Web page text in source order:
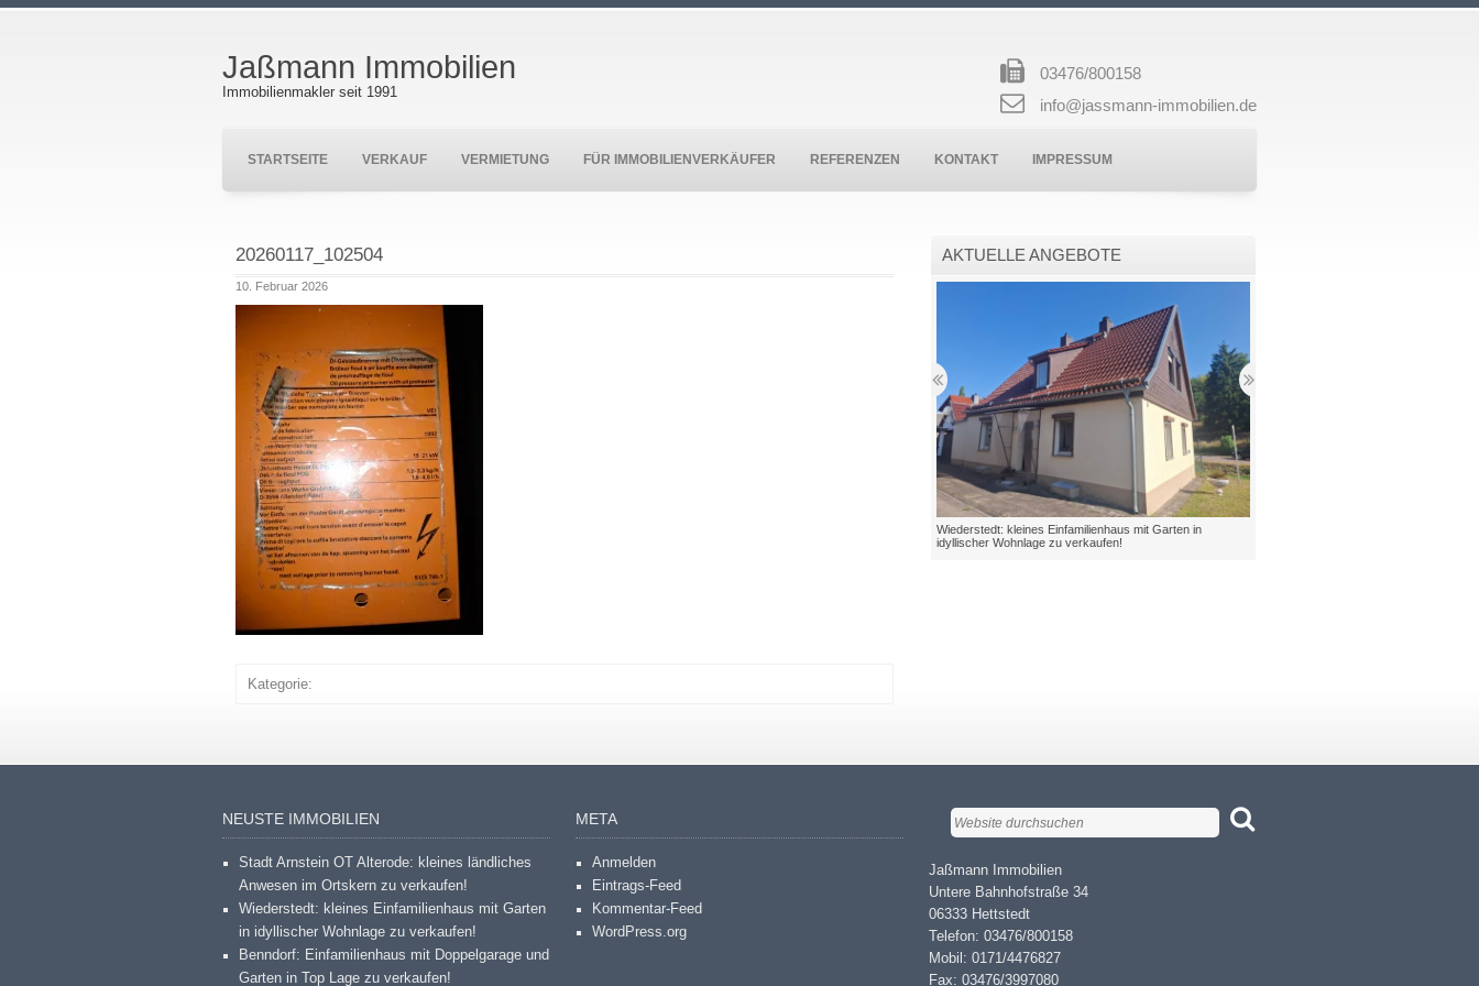
Jaßmann Immobilien
Immobilienmakler seit 1991
03476/800158
info@jassmann-immobilien.de
STARTSEITE VERKAUF VERMIETUNG FÜR IMMOBILIENVERKÄUFER REFERENZEN KONTAKT IMPRESSUM
20260117_102504
10. Februar 2026
Kategorie:
AKTUELLE ANGEBOTE
Wiederstedt: kleines Einfamilienhaus mit Garten in
idyllischer Wohnlage zu verkaufen!
NEUSTE IMMOBILIEN
Stadt Arnstein OT Alterode: kleines ländliches
Anwesen im Ortskern zu verkaufen!
Wiederstedt: kleines Einfamilienhaus mit Garten
in idyllischer Wohnlage zu verkaufen!
Benndorf: Einfamilienhaus mit Doppelgarage und
Garten in Top Lage zu verkaufen!
META
Anmelden
Eintrags-Feed
Kommentar-Feed
WordPress.org
Jaßmann Immobilien
Untere Bahnhofstraße 34
06333 Hettstedt
Telefon: 03476/800158
Mobil: 0171/4476827
Fax: 03476/3997080